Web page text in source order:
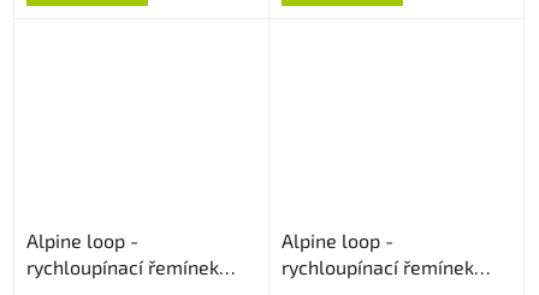
Alpine loop -
rychloupínací řemínek
Alpine loop -
rychloupínací řemínek